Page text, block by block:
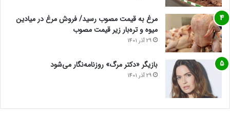
مرغ به قیمت مصوب رسید/ فروش مرغ در میادین
میوه و تره‌بار زیر قیمت مصوب
29 آذر 1401
بازیگر «دکتر مرگ» روزنامه‌نگار می‌شود
29 آذر 1401